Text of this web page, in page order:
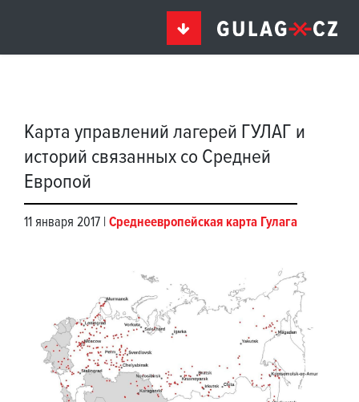
Карта управлений лагерей ГУЛАГ и
историй связанных со Средней
Европой
11 января 2017 | Среднеевропейская карта Гулага